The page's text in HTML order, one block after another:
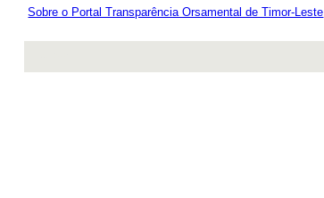
Sobre o Portal Transparência Orsamental de Timor-Leste